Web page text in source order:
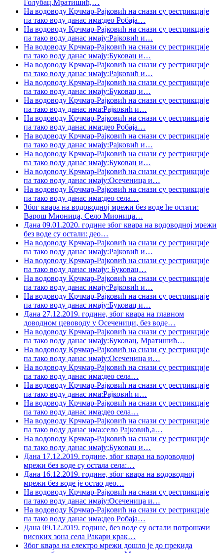
Голубац,Мратишић,…
На водоводу Крчмар-Рајковић на снази су рестрикције
па тако воду данас има:део Робаја…
На водоводу Крчмар-Рајковић на снази су рестрикције
па тако воду данас имају:Рајковић и…
На водоводу Крчмар-Рајковић на снази су рестрикције
па тако воду данас имају:Буковац и…
На водоводу Крчмар-Рајковић на снази су рестрикције
па тако воду данас имају:Рајковић и…
На водоводу Крчмар-Рајковић на снази су рестрикције
па тако воду данас имају:Буковац и…
На водоводу Крчмар-Рајковић на снази су рестрикције
па тако воду данас има:Рајковић и…
На водоводу Крчмар-Рајковић на снази су рестрикције
па тако воду данас има:део Робаја…
На водоводу Крчмар-Рајковић на снази су рестрикције
па тако воду данас имају:Рајковић и…
На водоводу Крчмар-Рајковић на снази су рестрикције
па тако воду данас имају:Буковац и…
На водоводу Крчмар-Рајковић на снази су рестрикције
па тако воду данас имају:Осеченица и…
На водоводу Крчмар-Рајковић на снази су рестрикције
па тако воду данас има:део села…
Због квара на водоводној мрежи без воде ће остати:
Варош Мионица, Село Мионица…
Дана 09.01.2020. године због квара на водоводној мрежи
без воде су остали: део…
На водоводу Крчмар-Рајковић на снази су рестрикције
па тако воду данас имају:Рајковић и…
На водоводу Крчмар-Рајковић на снази су рестрикције
па тако воду данас имају: Буковац…
На водоводу Крчмар-Рајковић на снази су рестрикције
па тако воду данас имају:Рајковић и…
На водоводу Крчмар-Рајковић на снази су рестрикције
па тако воду данас имају:Буковац и…
Дана 27.12.2019. године, због квара на главном
доводном цевоводу у Осеченици, без воде…
На водоводу Крчмар-Рајковић на снази су рестрикције
па тако воду данас имају:Буковац, Мратишић…
На водоводу Крчмар-Рајковић на снази су рестрикције
па тако воду данас имају:Осеченица и…
На водоводу Крчмар-Рајковић на снази су рестрикције
па тако воду данас има:део села…
На водоводу Крчмар-Рајковић на снази су рестрикције
па тако воду данас има:Рајковић и…
На водоводу Крчмар-Рајковић на снази су рестрикције
па тако воду данас има:део села…
На водоводу Крчмар-Рајковић на снази су рестрикције
па тако воду данас има:село Рајковић,а…
На водоводу Крчмар-Рајковић на снази су рестрикције
па тако воду данас имају:Буковац и…
Дана 17.12.2019. године, због квара на водоводној
мрежи без воде су остала села:…
Дана 16.12.2019. године, због квара на водоводној
мрежи без воде је остао део…
На водоводу Крчмар-Рајковић на снази су рестрикције
па тако воду данас имају:Осеченица и…
На водоводу Крчмар-Рајковић на снази су рестрикције
па тако воду данас има:део Робаја…
Дана 09.12.2019. године, без воде су остали потрошачи
високих зона села Ракари крак…
Због квара на електро мрежи дошло је до прекида